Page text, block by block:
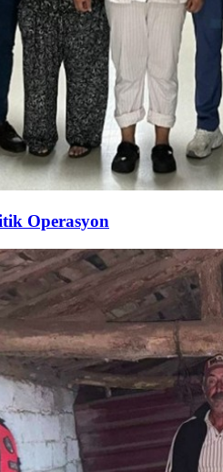
Operasyon